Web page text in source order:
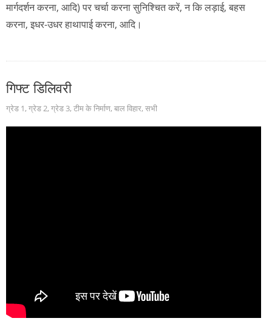
मार्गदर्शन करना, आदि) पर चर्चा करना सुनिश्चित करें, न कि लड़ाई, बहस
करना, इधर-उधर हाथापाई करना, आदि।
गिफ्ट डिलिवरी
ग्रेड 1, ग्रेड 2, ग्रेड 3, टीम के निर्माण, बाल विहार, सभी